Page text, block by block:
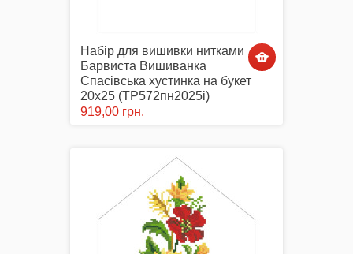
Сумки-Шопери
Великодні рушники з принтом
Маски захисні
Набір для вишивки нитками
Барвиста Вишиванка
Спасівська хустинка на букет
20х25 (ТР572пн2025i)
919,00 грн.